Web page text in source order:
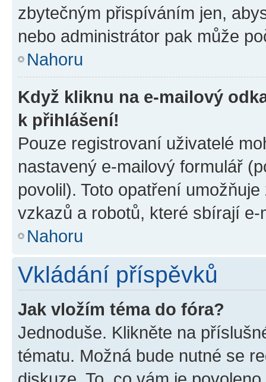
zbytečným přispíváním jen,
nebo administrátor pak může
Nahoru
Když kliknu na e-mailový
k přihlášení!
Pouze registrovaní uživatelé
nastavený e-mailový formulář
povolil). Toto opatření
vzkazů a robotů, které sbírají e-
Nahoru
Vkládání příspěvků
Jak vložím téma do fóra?
Jednoduše. Klikněte na
tématu. Možná bude nutné se